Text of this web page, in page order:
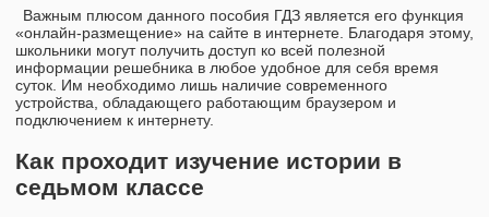
Важным плюсом данного пособия ГДЗ является его функция
«онлайн-размещение» на сайте в интернете. Благодаря этому,
школьники могут получить доступ ко всей полезной
информации решебника в любое удобное для себя время
суток. Им необходимо лишь наличие современного
устройства, обладающего работающим браузером и
подключением к интернету.
Как проходит изучение истории в
седьмом классе